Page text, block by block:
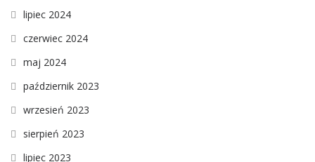
lipiec 2024
czerwiec 2024
maj 2024
październik 2023
wrzesień 2023
sierpień 2023
lipiec 2023